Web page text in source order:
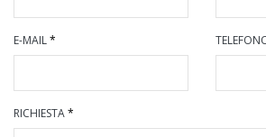
E-MAIL*
RICHIESTA*